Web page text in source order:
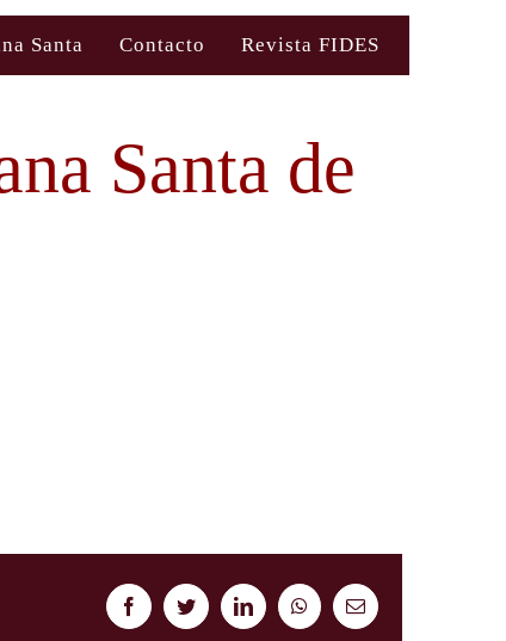
Santa Contacto Revista FIDES
Santa de
FacebookTwitterLinkedInWhatsAppCorreo
electrónico